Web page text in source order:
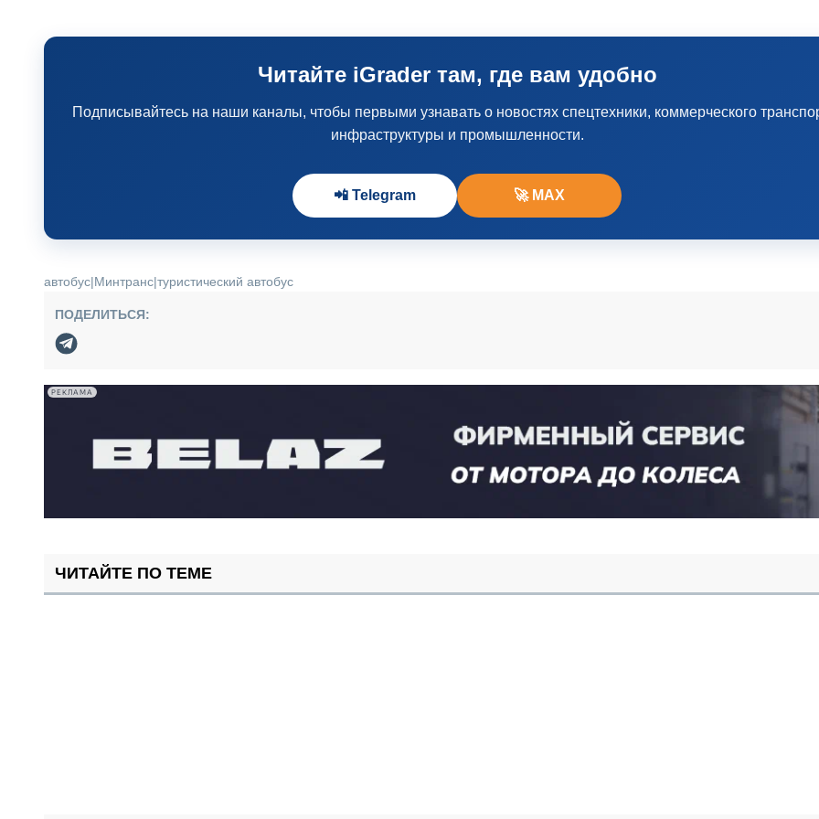
Читайте iGrader там, где вам удобно
Подписывайтесь на наши каналы, чтобы первыми узнавать о новостях спецтехники, коммерческого
инфраструктуры и промышленности.
📲 Telegram 🚀 MAX
автобус|Минтранс|туристический автобус
ПОДЕЛИТЬСЯ:
РЕКЛАМА
ЧИТАЙТЕ ПО ТЕМЕ